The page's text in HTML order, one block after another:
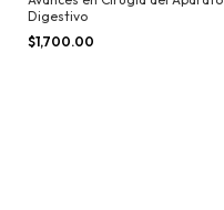
Digestivo
$1,700.00